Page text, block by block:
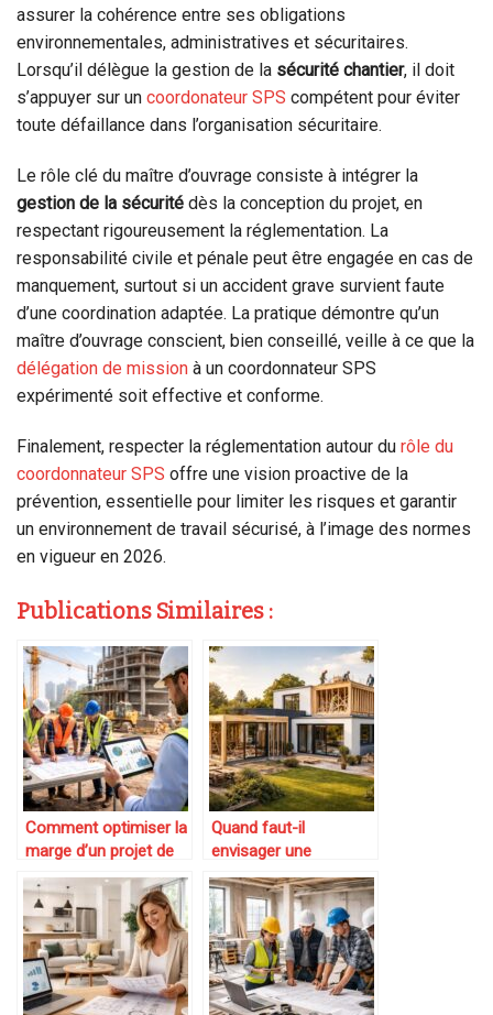
assurer la cohérence entre ses obligations
environnementales, administratives et sécuritaires.
Lorsqu’il délègue la gestion de la sécurité chantier, il doit
s’appuyer sur un coordonateur SPS compétent pour éviter
toute défaillance dans l’organisation sécuritaire.
Le rôle clé du maître d’ouvrage consiste à intégrer la
gestion de la sécurité dès la conception du projet, en
respectant rigoureusement la réglementation. La
responsabilité civile et pénale peut être engagée en cas de
manquement, surtout si un accident grave survient faute
d’une coordination adaptée. La pratique démontre qu’un
maître d’ouvrage conscient, bien conseillé, veille à ce que la
délégation de mission à un coordonnateur SPS
expérimenté soit effective et conforme.
Finalement, respecter la réglementation autour du rôle du
coordonnateur SPS offre une vision proactive de la
prévention, essentielle pour limiter les risques et garantir
un environnement de travail sécurisé, à l’image des normes
en vigueur en 2026.
Publications Similaires :
Comment optimiser la
marge d’un projet de
construction
Quand faut-il
envisager une
surélévation plutôt
qu’une extension